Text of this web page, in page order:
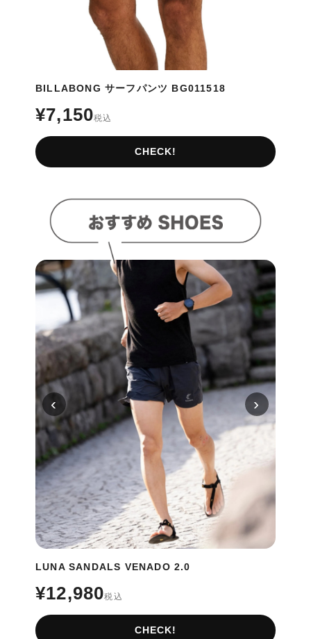
BILLABONG サーフパンツ BG011518
¥7,150税込
CHECK!
‹ ›
LUNA SANDALS VENADO 2.0
¥12,980税込
CHECK!